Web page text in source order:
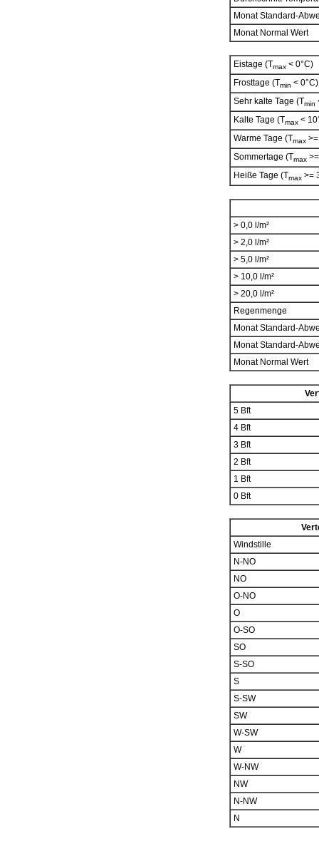
Monat Standard-
Monat Normal Wert
Eistage (Tmax< 0°C)
Frosttage (Tmin < 0°C)
Sehr kalte Tage (Tmin
Kalte Tage (Tmax<
Warme Tage (Tmax>=
Sommertage (Tmax>=
Heiße Tage (Tmax>=
> 0,0 l/m²
> 2,0 l/m²
> 5,0 l/m²
> 10,0 l/m²
> 20,0 l/m²
Regenmenge
Monat Standard-
Monat Standard-
Monat Normal Wert
5 Bft
4 Bft
3 Bft
2 Bft
1 Bft
0 Bft
Windstille
N-NO
NO
O-NO
O
O-SO
SO
S-SO
S
S-SW
SW
W-SW
W
W-NW
NW
N-NW
N